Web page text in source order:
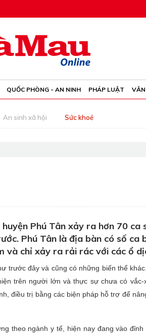
QUỐC PHÒNG - AN NINH PHÁP LUẬT
An sinh xã hội Sức khoẻ
Phú Tân xảy ra hơn 70 ca
Phú Tân là địa bàn có số ca
và chỉ xảy ra rải rác với các ổ
trước đây và cũng có những biến thể
trên người lớn và thực sự chưa có vắc-
điều trị bằng các biện pháp hỗ trợ để
theo ngành y tế, hiện nay đang vào đỉnh